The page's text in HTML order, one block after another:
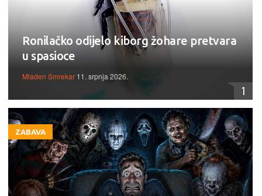
Ronilačko odijelo kiborg žohare pretvara
u spasioce
Mladen Smrekar 11. srpnja 2026.
1
ZABAVA